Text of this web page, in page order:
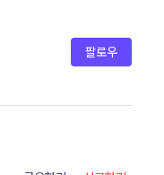
팔로우